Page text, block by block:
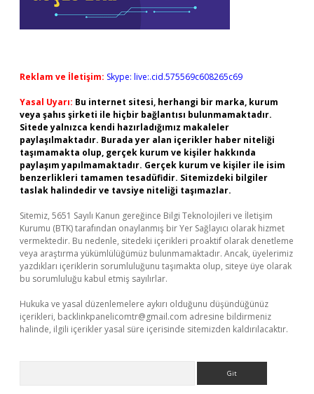
Reklam ve İletişim: Skype: live:.cid.575569c608265c69
Yasal Uyarı: Bu internet sitesi, herhangi bir marka, kurum
veya şahıs şirketi ile hiçbir bağlantısı bulunmamaktadır.
Sitede yalnızca kendi hazırladığımız makaleler
paylaşılmaktadır. Burada yer alan içerikler haber niteliği
taşımamakta olup, gerçek kurum ve kişiler hakkında
paylaşım yapılmamaktadır. Gerçek kurum ve kişiler ile isim
benzerlikleri tamamen tesadüfidir. Sitemizdeki bilgiler
taslak halindedir ve tavsiye niteliği taşımazlar.
Sitemiz, 5651 Sayılı Kanun gereğince Bilgi Teknolojileri ve İletişim
Kurumu (BTK) tarafından onaylanmış bir Yer Sağlayıcı olarak hizmet
vermektedir. Bu nedenle, sitedeki içerikleri proaktif olarak denetleme
veya araştırma yükümlülüğümüz bulunmamaktadır. Ancak, üyelerimiz
yazdıkları içeriklerin sorumluluğunu taşımakta olup, siteye üye olarak
bu sorumluluğu kabul etmiş sayılırlar.
Hukuka ve yasal düzenlemelere aykırı olduğunu düşündüğünüz
içerikleri, backlinkpanelicomtr@gmail.com adresine bildirmeniz
halinde, ilgili içerikler yasal süre içerisinde sitemizden kaldırılacaktır.